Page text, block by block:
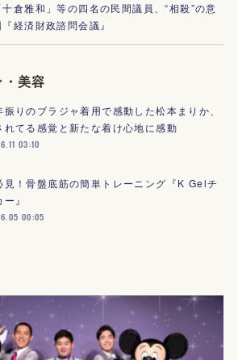
倉雅和」等の四名の民間議員、“相殺”の意
経済財政諮問会議』
美容
振りのブラジャ着用で感動した松本まりか、
れてる感覚と新たな着け心地に感動
03:10
見！骨盤底筋の簡単トレーニング『K Gelチ
』
00:05